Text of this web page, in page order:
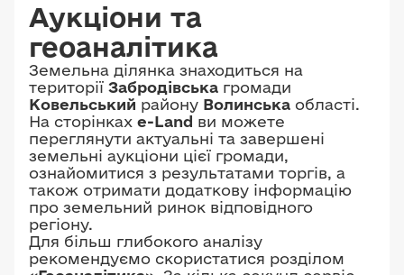
Аукціони та
геоаналітика
Земельна ділянка знаходиться на
території Забродівська громади
Ковельський району Волинська області.
На сторінках e-Land ви можете
переглянути актуальні та завершені
земельні аукціони цієї громади,
ознайомитися з результатами торгів, а
також отримати додаткову інформацію
про земельний ринок відповідного
регіону.
Для більш глибокого аналізу
рекомендуємо скористатися розділом